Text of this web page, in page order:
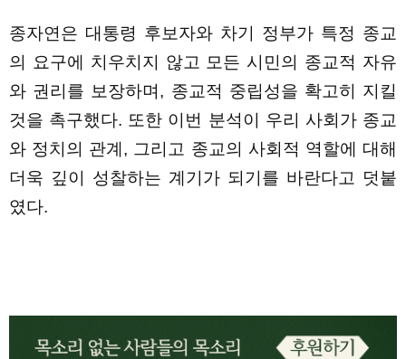
종자연은 대통령 후보자와 차기 정부가 특정 종교
의 요구에 치우치지 않고 모든 시민의 종교적 자유
와 권리를 보장하며, 종교적 중립성을 확고히 지킬
것을 촉구했다. 또한 이번 분석이 우리 사회가 종교
와 정치의 관계, 그리고 종교의 사회적 역할에 대해
더욱 깊이 성찰하는 계기가 되기를 바란다고 덧붙
였다.